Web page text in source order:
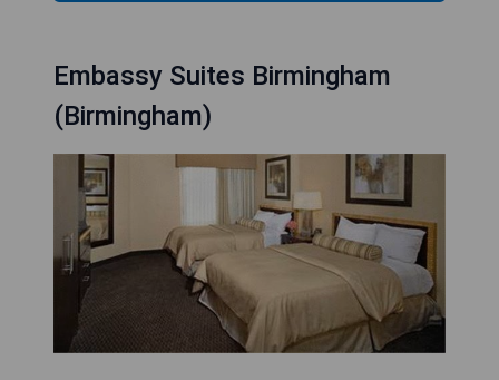
Embassy Suites Birmingham
(Birmingham)